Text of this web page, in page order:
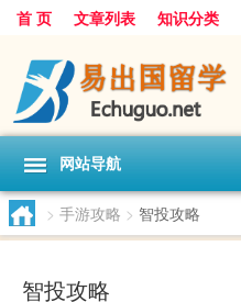
首 页 文章列表 知识分类
网站导航
> 手游攻略 > 智投攻略
智投攻略